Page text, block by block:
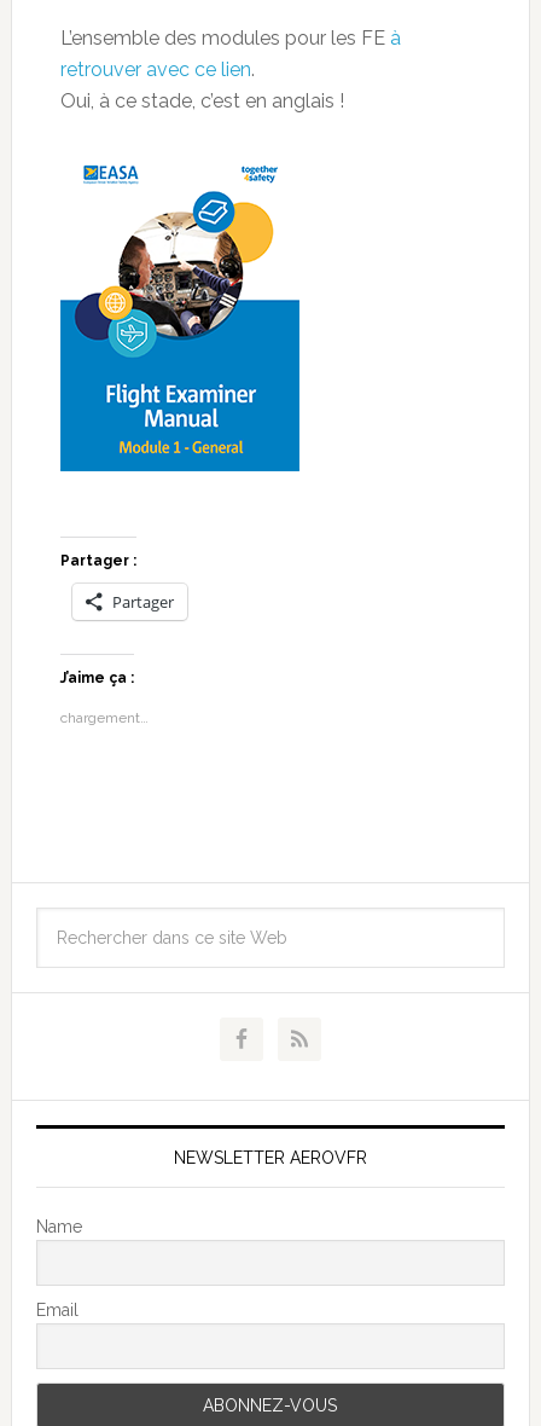
L’ensemble des modules pour les FE à
retrouver avec ce lien.
Oui, à ce stade, c’est en anglais !
Partager :
Partager
J’aime ça :
chargement…
NEWSLETTER AEROVFR
Name
Email